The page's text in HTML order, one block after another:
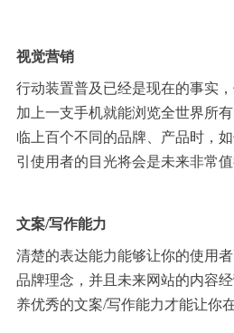
视觉营销
行动装置普及已经是现在的事实
加上一支手机就能浏览全世界所
临上百个不同的品牌、产品时，
引使用者的目光将会是未来非常
文案/写作能力
清楚的表达能力能够让你的使用
品牌理念，并且未来网站的内容
养优秀的文案/写作能力才能让你